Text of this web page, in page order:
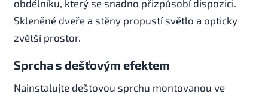
obdélníku, který se snadno přizpůsobí dispozici.
Skleněné dveře a stěny propustí světlo a opticky
zvětší prostor.
Sprcha s dešťovým efektem
Nainstalujte dešťovou sprchu montovanou ve